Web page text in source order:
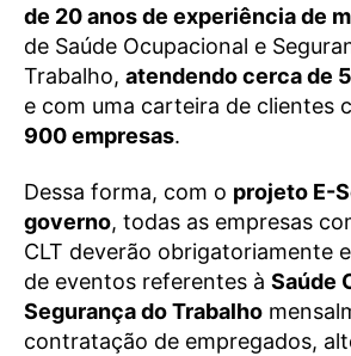
de 20 anos de experiência de
de Saúde Ocupacional e
Trabalho, atendendo cerca de
e com uma carteira de clientes
900 empresas.
Dessa forma, com o projeto E-
governo, todas as empresas
CLT deverão obrigatoriamente
de eventos referentes à Saúde
Segurança do Trabalho
contratação de empregados,